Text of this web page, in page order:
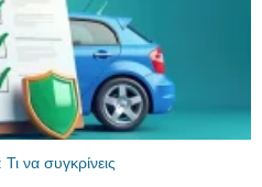
να συγκρίνεις